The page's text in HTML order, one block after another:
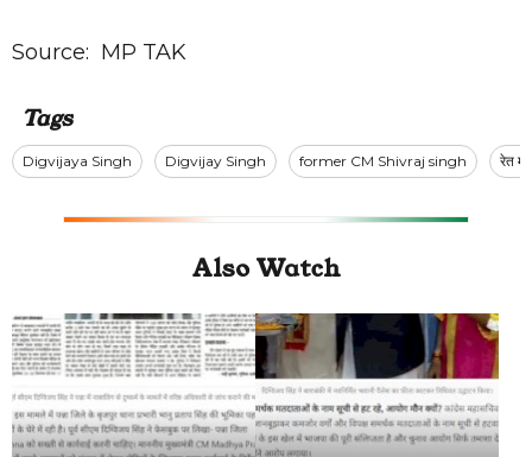
Source: MP TAK
Tags
Digvijaya Singh Digvijay Singh former CM Shivraj singh रेत
Also Watch